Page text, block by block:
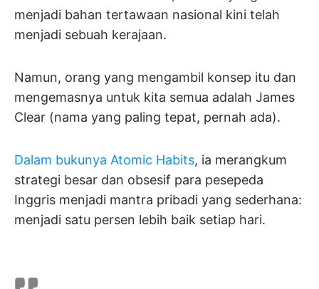
menjadi bahan tertawaan nasional kini telah
menjadi sebuah kerajaan.
Namun, orang yang mengambil konsep itu dan
mengemasnya untuk kita semua adalah James
Clear (nama yang paling tepat, pernah ada).
Dalam bukunya Atomic Habits, ia merangkum
strategi besar dan obsesif para pesepeda
Inggris menjadi mantra pribadi yang sederhana:
menjadi satu persen lebih baik setiap hari.